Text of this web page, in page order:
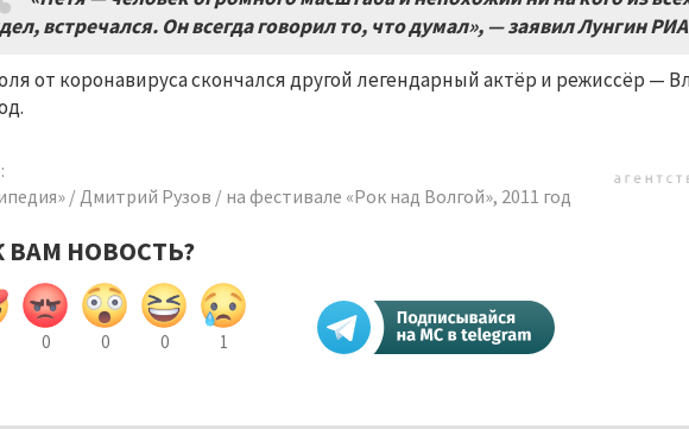
встречался. Он всегда говорил то, что думал», — заявил Лунгин
от коронавируса скончался другой легендарный актёр и режиссёр —
/ Дмитрий Рузов / на фестивале «Рок над Волгой», 2011 год
ВАМ НОВОСТЬ?
0 0 0 1